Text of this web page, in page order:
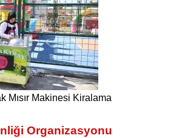
Mısır Makinesi Kiralama
Organizasyonu